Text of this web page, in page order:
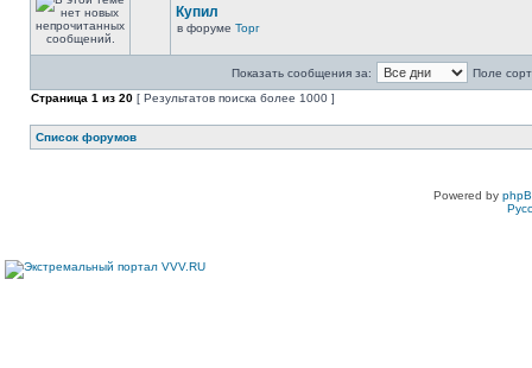
Купил
в форуме Торг
Показать сообщения за:
Поле
Страница 1 из 20 [ Результатов поиска более 1000 ]
Список форумов
Powered by